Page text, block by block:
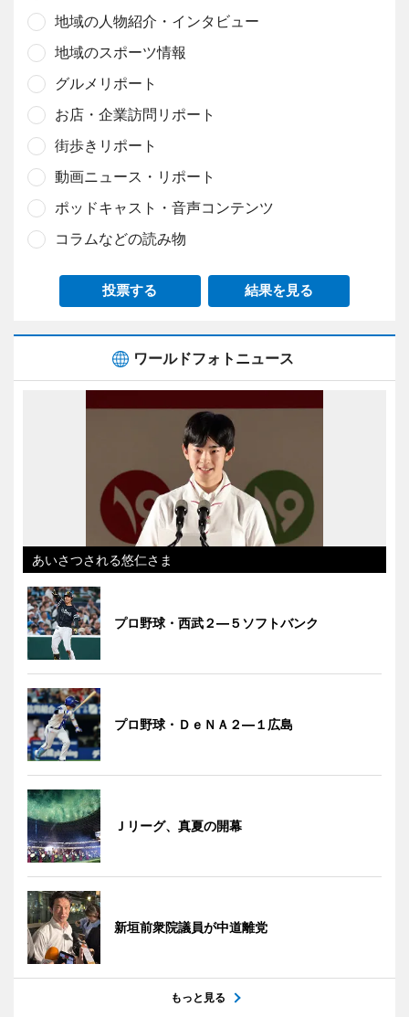
地域の人物紹介・インタビュー
地域のスポーツ情報
グルメリポート
お店・企業訪問リポート
街歩きリポート
動画ニュース・リポート
ポッドキャスト・音声コンテンツ
コラムなどの読み物
投票する 結果を見る
ワールドフォトニュース
あいさつされる悠仁さま
プロ野球・西武２―５ソフトバンク
プロ野球・ＤｅＮＡ２―１広島
Ｊリーグ、真夏の開幕
新垣前衆院議員が中道離党
もっと見る